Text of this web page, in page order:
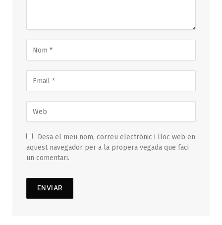
Desa el meu nom, correu electrònic i lloc web en
aquest navegador per a la propera vegada que faci
un comentari.